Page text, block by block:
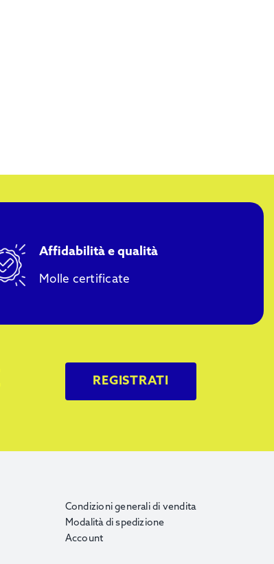
Affidabilità e qualità
Molle certificate
REGISTRATI
Condizioni generali di vendita
Modalità di spedizione
Account